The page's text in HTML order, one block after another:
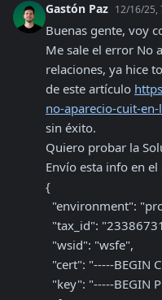
Gastón Paz 12/16/25,
Buenas gente, voy
Me sale el error No
relaciones, ya hice
de este artículo
no-aparecio-cuit-
sin éxito.
Quiero probar la
Envío esta info en
{